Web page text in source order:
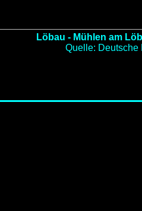
Löbau - Mühlen am
Quelle: Deutsche